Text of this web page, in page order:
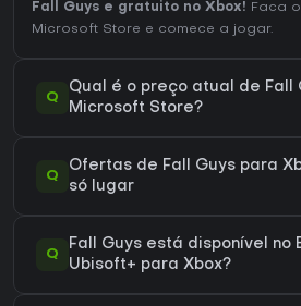
Fall Guys e gratuito no Xbox! Faca
Microsoft Store e comece a jogar.
Q
Qual é o preço atual de Fall
Microsoft Store?
Q
Ofertas de Fall Guys para
só lugar
Q
Fall Guys está disponível no
Ubisoft+ para Xbox?